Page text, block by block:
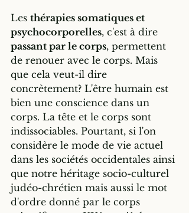
Les thérapies somatiques et
psychocorporelles, c'est à dire
passant par le corps, permettent
de renouer avec le corps. Mais
que cela veut-il dire
concrètement? L'être humain est
bien une conscience dans un
corps. La tête et le corps sont
indissociables. Pourtant, si l'on
considère le mode de vie actuel
dans les sociétés occidentales ainsi
que notre héritage socio-culturel
judéo-chrétien mais aussi le mot
d'ordre donné par le corps